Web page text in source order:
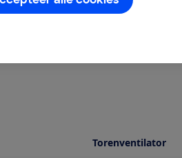
is de geteste
met 3 standen en heeft een
Torenventilator